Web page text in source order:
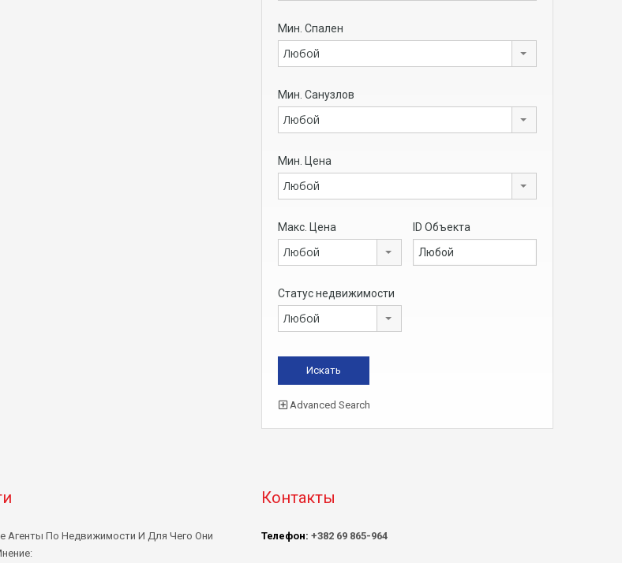
Мин. Спален
Любой
Мин. Санузлов
Любой
Мин. Цена
Любой
Макс. Цена
Любой
ID Объекта
Статус недвижимости
Любой
Advanced Search
Агенты По Недвижимости И Для Чего Они
Контакты
Телефон: +382 69 865-964